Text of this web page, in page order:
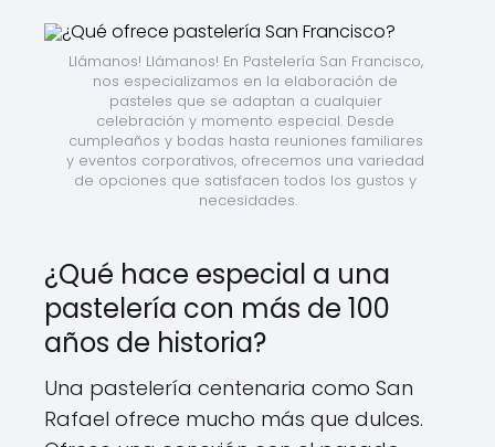
Llámanos! Llámanos! En Pastelería San Francisco,
nos especializamos en la elaboración de
pasteles que se adaptan a cualquier
celebración y momento especial. Desde
cumpleaños y bodas hasta reuniones familiares
y eventos corporativos, ofrecemos una variedad
de opciones que satisfacen todos los gustos y
necesidades.
¿Qué hace especial a una
pastelería con más de 100
años de historia?
Una pastelería centenaria como San
Rafael ofrece mucho más que dulces.